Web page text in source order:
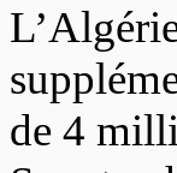
de 4